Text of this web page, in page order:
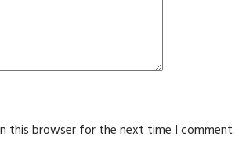
this browser for the next time I comment.